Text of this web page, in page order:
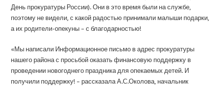
День прокуратуры России). Они в это время были на службе,
поэтому не видели, с какой радостью принимали малыши подарки,
а их родители-опекуны – с благодарностью!
«Мы написали Информационное письмо в адрес прокуратуры
нашего района с просьбой оказать финансовую поддержку в
проведении новогоднего праздника для опекаемых детей. И
получили поддержку! – рассказала А.С.Околова, начальник